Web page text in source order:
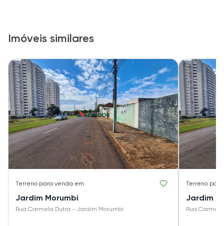
Imóveis similares
Terreno para venda em
Jardim Morumbi
Rua Carmela Dutra - Jardim Morumbi
Terreno
Jardim
Rua